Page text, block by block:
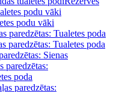
podu vāki
podu vāki
paredzētas: Tualetes poda
paredzētas: Tualetes poda
Sienas
paredzētas:
poda
paredzētas: